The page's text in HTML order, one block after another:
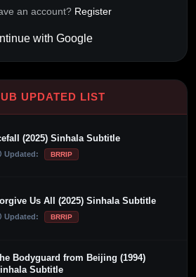
an account? Register
with Google
UPDATED LIST
(2025) Sinhala Subtitle
Updated: BRRIP
Us All (2025) Sinhala Subtitle
Updated: BRRIP
Bodyguard from Beijing (1994)
Subtitle